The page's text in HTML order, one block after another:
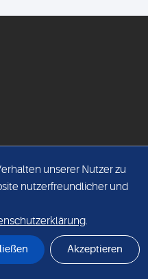
unserer Nutzer zu
nutzerfreundlicher und
.
Akzeptieren